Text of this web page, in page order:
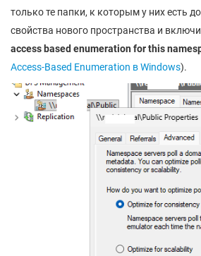
только те папки, к которым у них есть
свойства нового пространства и
access based enumeration for this
Access-Based Enumeration в Windows).